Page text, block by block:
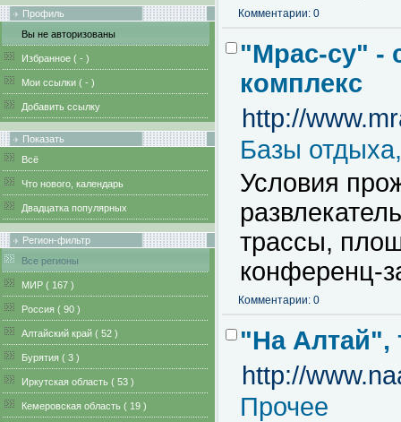
Профиль
Вы не авторизованы
Избранное ( - )
Мои ссылки ( - )
Добавить ссылку
Показать
Всё
Что нового, календарь
Двадцатка популярных
Регион-фильтр
Все регионы
MИР ( 167 )
Pоссия ( 90 )
Алтайский край ( 52 )
Бурятия ( 3 )
Иркутская область ( 53 )
Кемеровская область ( 19 )
Комментарии: 0
"Мрас-су" -
комплекс
http://
Базы
Условия
трассы,
конференц-
Комментарии: 0
"На Алтай",
http://
Прочее